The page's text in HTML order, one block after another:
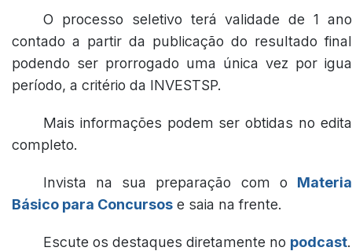
O processo seletivo terá validade de 1
contado a partir da publicação do resultado
podendo ser prorrogado uma única vez por
período, a critério da INVESTSP.
Mais informações podem ser obtidas no
completo.
Invista na sua preparação com o
Básico para Concursos e saia na frente.
Escute os destaques diretamente no podcast.